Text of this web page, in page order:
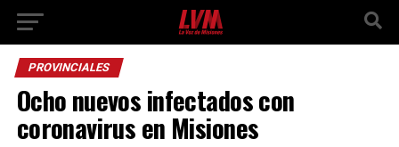
PROVINCIALES
Ocho nuevos infectados con
coronavirus en Misiones